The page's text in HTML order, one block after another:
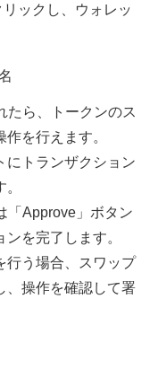
リックし、ウォレッ
たら、トークンのス
を行えます。
にトランザクション
「Approve」ボタン
を完了します。
行う場合、スワップ
、操作を確認して署